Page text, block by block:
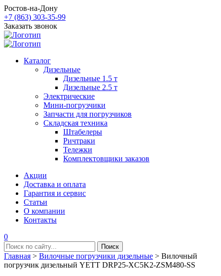
Ростов-на-Дону
+7 (863) 303-35-99
Заказать звонок
Каталог
Дизельные
Дизельные 1.5 т
Дизельные 2.5 т
Электрические
Мини-погрузчики
Запчасти для погрузчиков
Складская техника
Штабелеры
Ричтраки
Тележки
Комплектовщики заказов
Акции
Доставка и оплата
Гарантия и сервис
Статьи
О компании
Контакты
0
Главная > Вилочные погрузчики дизельные > Вилочный
погрузчик дизельный YETT DRP25-XC5K2-ZSM480-SS